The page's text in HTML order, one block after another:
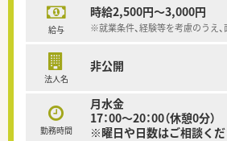
給与
時給2,500円～3,000円
※就業条件、経験等を考慮のうえ、
法人名
非公開
勤務時間
月水金
17：00～20：00（休憩0分）
※曜日や日数はご相談く